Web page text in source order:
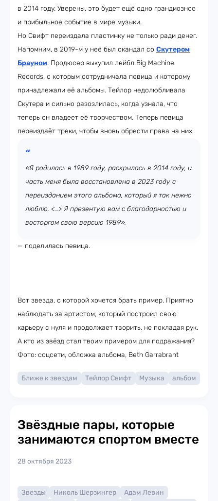
в 2014 году. Уверены, это будет ещё одно грандиозное
и прибыльное событие в мире музыки.
Но Свифт переиздала пластинку не только ради денег.
Напомним, в 2019-м у неё был скандал со Скутером
Брауном. Продюсер выкупил лейбл Big Machine
Records, с которым сотрудничала певица и которому
принадлежали её альбомы. Тейлор недолюбливала
Скутера и сильно разозлилась, когда узнала, что
теперь он владеет её творчеством. Теперь певица
переиздаёт треки, чтобы вновь обрести права на них.
«Я родилась в 1989 году, раскрылась в 2014 году, и
часть меня была восстановлена в 2023 году с
переизданием этого альбома, который я так нежно
люблю. <…> Я презентую вам с благодарностью и
восторгом свою версию 1989»,
— поделилась певица.
Вот звезда, с которой хочется брать пример. Приятно
наблюдать за артистом, который построил свою
карьеру с нуля и продолжает творить, не покладая рук.
А кто из звёзд стал твоим примером для подражания?
Фото: соцсети, обложка альбома, Beth Garrabrant
Ближе к звездам Тейлор Свифт Музыка альбом
Звёздные пары, которые
занимаются спортом вместе
28 октября 2023
Звезды Николь Шерзингер Адам Левин